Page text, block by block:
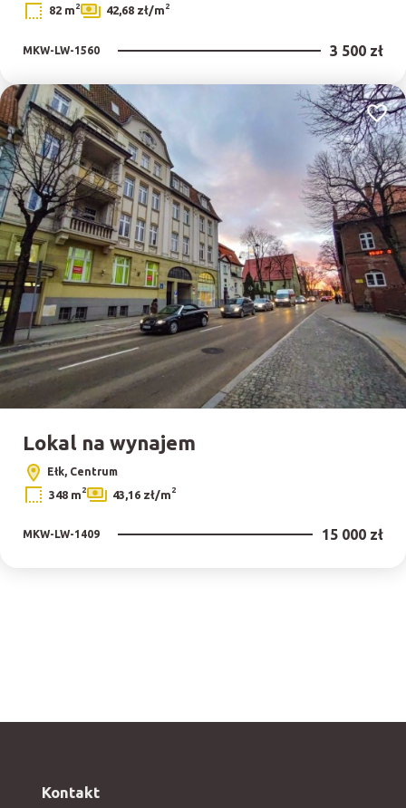
82 m2 42,68 zł/m2
MKW-LW-1560 3 500 zł
Lokal na wynajem
Ełk, Centrum
348 m2 43,16 zł/m2
MKW-LW-1409 15 000 zł
Kontakt